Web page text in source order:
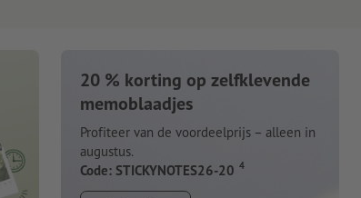
20 % korting op zelfklevende
memoblaadjes
Profiteer van de voordeelprijs – alleen in
augustus.
Code: STICKYNOTES26-20 4